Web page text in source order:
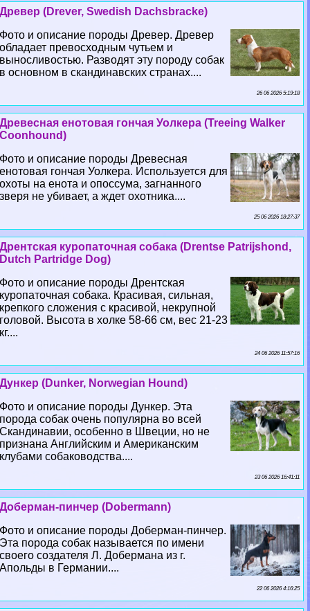
Древер (Drever, Swedish Dachsbracke)
Фото и описание породы Древер. Древер
обладает превосходным чутьем и
выносливостью. Разводят эту породу собак
в основном в скандинавских странах....
26 06 2026 5:19:18
Древесная енотовая гончая Уолкера (Treeing Walker
Coonhound)
Фото и описание породы Древесная
енотовая гончая Уолкера. Используется для
охоты на енота и опоссума, загнанного
зверя не убивает, а ждет охотника....
25 06 2026 18:27:37
Дрентская куропаточная собака (Drentse Patrijshond,
Dutch Partridge Dog)
Фото и описание породы Дрентская
куропаточная собака. Красивая, сильная,
крепкого сложения с красивой, некрупной
головой. Высота в холке 58-66 см, вес 21-23
кг....
24 06 2026 11:57:16
Дункер (Dunker, Norwegian Hound)
Фото и описание породы Дункер. Эта
порода собак очень популярна во всей
Скандинавии, особенно в Швеции, но не
признана Английским и Американским
клубами собаководства....
23 06 2026 16:41:11
Доберман-пинчер (Dobermann)
Фото и описание породы Доберман-пинчер.
Эта порода собак называется по имени
своего создателя Л. Добермана из г.
Апольды в Германии....
22 06 2026 4:16:25